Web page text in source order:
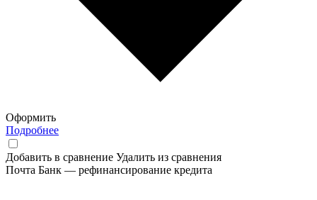
Оформить
Подробнее
Добавить в сравнение Удалить из сравнения
Почта Банк — рефинансирование кредита